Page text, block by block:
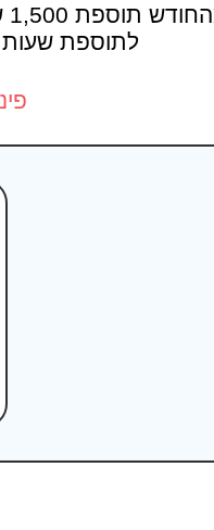
לתוספת שעות